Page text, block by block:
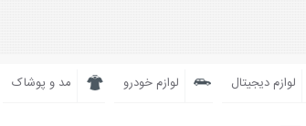
لوازم دیجیتال لوازم خودرو مد و پوشاک